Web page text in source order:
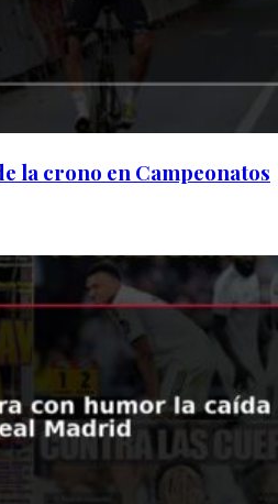
la crono en Campeonatos